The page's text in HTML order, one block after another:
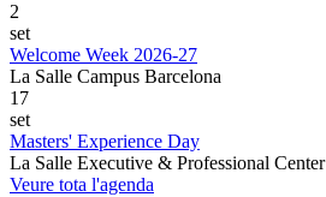
2
set
Welcome Week 2026-27
La Salle Campus Barcelona
17
set
Masters' Experience Day
La Salle Executive & Professional Center
Veure tota l'agenda